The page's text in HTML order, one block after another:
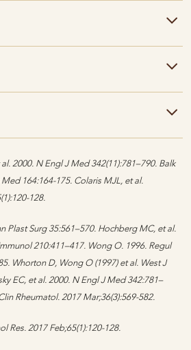
2000. N Engl J Med 342(11):781–790. Balk
164:164-175. Colaris MJL, et al.
128.
Plast Surg 35:561–570. Hochberg MC, et al.
210:411–417. Wong O. 1996. Regul
Whorton D, Wong O (1997) et al. West J
EC, et al. 2000. N Engl J Med 342:781–
Rheumatol. 2017 Mar;36(3):569-582.
Res. 2017 Feb;65(1):120-128.